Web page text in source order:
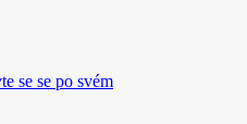
se se po svém